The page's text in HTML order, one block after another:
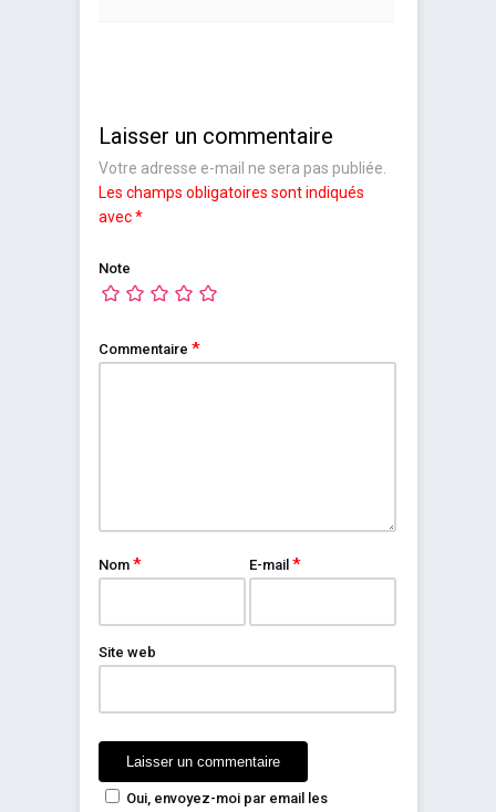
Laisser un commentaire
Votre adresse e-mail ne sera pas publiée.
Les champs obligatoires sont indiqués
avec*
Note
Commentaire *
Nom * E-mail*
Site web
Oui, envoyez-moi par email les